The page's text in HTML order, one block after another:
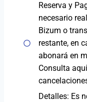
Reserva y
necesario
Bizum o
restante, en
abonará en
Consulta
Detalles: Es